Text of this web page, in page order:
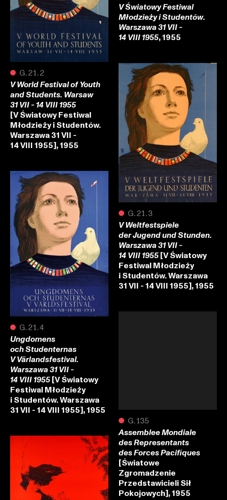
V Światowy Festiwal
Młodzieży i Studentów.
Warszawa 31 VII -
14 VIII 1955, 1955
● G.21.2
V World Festival of Youth
and Students. Warsaw
31 VII - 14 VIII 1955
[V Światowy Festiwal
Młodzieży i Studentów.
Warszawa 31 VII -
14 VIII 1955], 1955
● G.21.3
V Weltfestspiele
der Jugend und Stunden.
Warszawa 31 VII -
14 VIII 1955 [V Światowy
Festiwal Młodzieży
i Studentów. Warszawa
31 VII - 14 VIII 1955], 1955
● G.21.4
Ungdomens
och Studenternas
V Värlandsfestival.
Warszawa 31 VII -
14 VIII 1955 [V Światowy
Festiwal Młodzieży
i Studentów. Warszawa
31 VII - 14 VIII 1955], 1955
● G.135
Assemblee Mondiale
des Representants
des Forces Pacifiques
[Światowe
Zgromadzenie
Przedstawicieli Sił
Pokojowych], 1955